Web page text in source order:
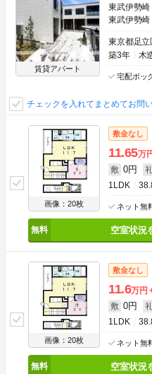
賃貸アパート
東武伊勢
東武伊勢
東京都足立
築3年
木
宅配ボッ
チェックを入れてまとめてお問
画像：20枚
敷金なし
11.65万
敷 0円
1LDK
ネット無
空室状況
画像：20枚
敷金なし
11.6万円
敷 0円
1LDK
ネット無
空室状況